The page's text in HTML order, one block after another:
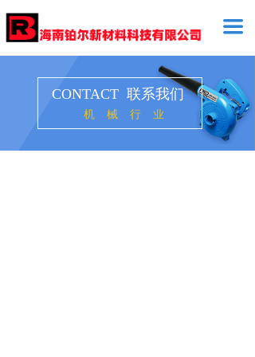
끀
CONTACT 联系我们
机械行业